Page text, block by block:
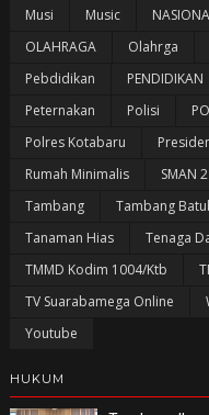
Musi
Music NASIONA
OLAHRAGA
Olahrga
Pebdidikan
PENDIDIKAN
Peternakan
Polisi
Polres Kotabaru
Rumah Minimalis
SMAN
Tambang
Tambang
Tanaman Hias
Tenaga
TMMD Kodim 1004/Ktb
TV Suarabamega Online
Youtube
HUKUM